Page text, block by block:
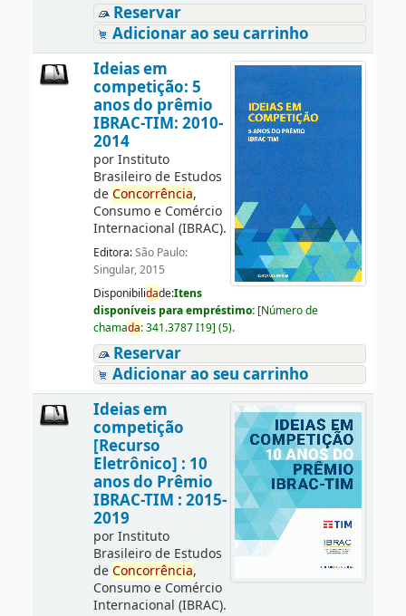
Reservar
Adicionar ao seu carrinho
Ideias em
competição: 5
anos do prêmio
IBRAC-TIM: 2010-
2014
porInstituto
Brasileiro de Estudos
deConcorrência,
Consumo e Comércio
Internacional (IBRAC).
Editora:São Paulo:
Singular, 2015
Disponibilidade:Itens
disponíveis para empréstimo: [Número de
chamada:341.3787 I19] (5).
Reservar
Adicionar ao seu carrinho
Ideias em
competição
[Recurso
Eletrônico] : 10
anos do Prêmio
IBRAC-TIM : 2015-
2019
porInstituto
Brasileiro de Estudos
deConcorrência,
Consumo e Comércio
Internacional (IBRAC).